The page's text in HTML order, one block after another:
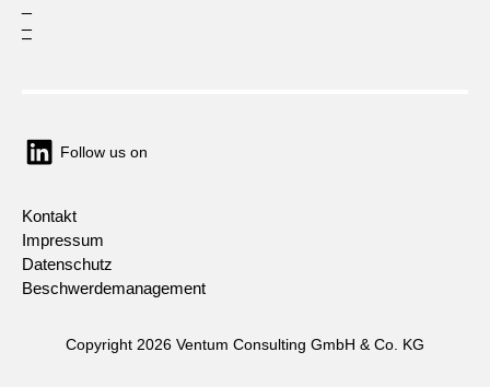
–
Follow us on
Kontakt
Impressum
Datenschutz
Beschwerdemanagement
Copyright 2026 Ventum Consulting GmbH & Co. KG